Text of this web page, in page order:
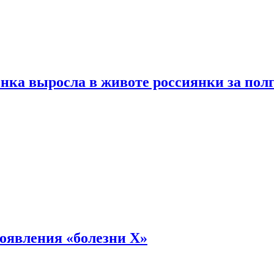
выросла в животе россиянки за
«болезни Х»